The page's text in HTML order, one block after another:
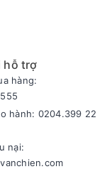
hỗ trợ
hàng:
hành: 0204.399 22
nại: